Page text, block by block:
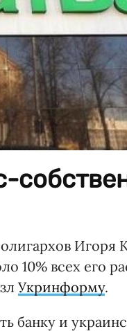
Игоря
10% всех его
Укринформу.
банку и